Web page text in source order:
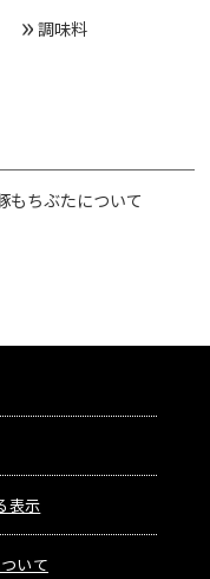
調味料
もちぶたについて
表示
いて